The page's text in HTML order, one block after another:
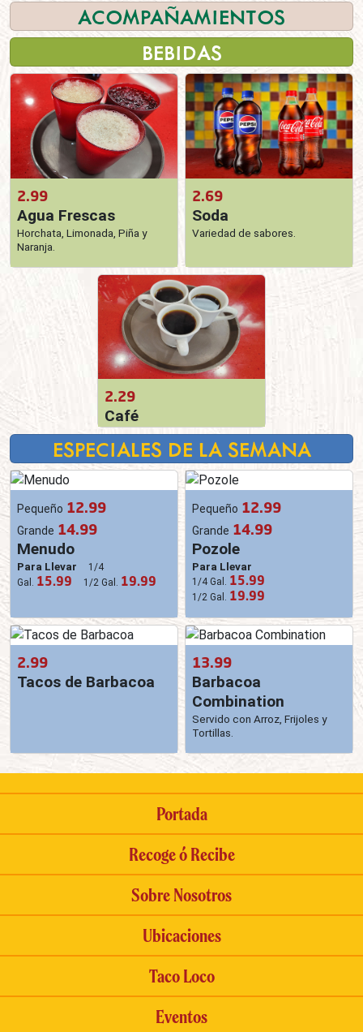
ACOMPAÑAMIENTOS
BEBIDAS
2.99
Agua Frescas
Horchata, Limonada, Piña y
Naranja.
2.69
Soda
Variedad de sabores.
2.29
Café
ESPECIALES DE LA SEMANA
Pequeño 12.99
Grande 14.99
Menudo
Para Llevar
1/4
Gal. 15.99 1/2 Gal. 19.99
Pequeño 12.99
Grande 14.99
Pozole
Para Llevar
1/4 Gal. 15.99
1/2 Gal. 19.99
2.99
Tacos de Barbacoa
13.99
Barbacoa
Combination
Servido con Arroz, Frijoles y
Tortillas.
Portada
Recoge ó Recibe
Sobre Nosotros
Ubicaciones
Taco Loco
Eventos